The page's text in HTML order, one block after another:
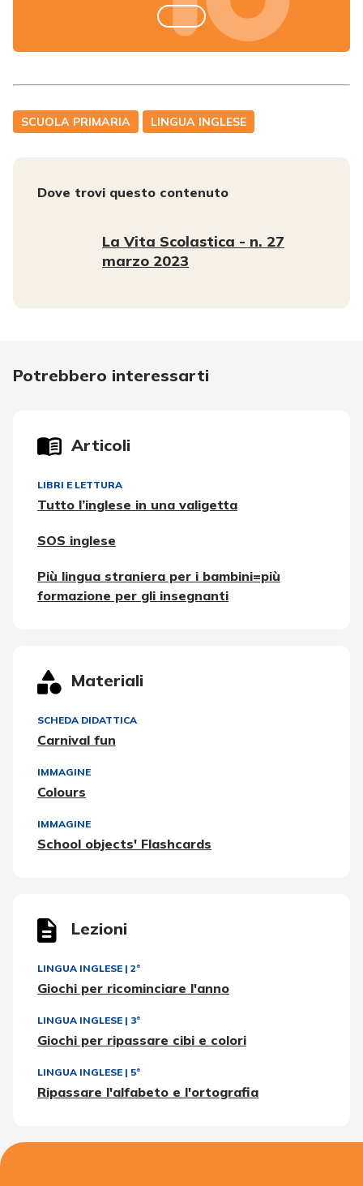
SCUOLA PRIMARIA LINGUA INGLESE
Dove trovi questo contenuto
La Vita Scolastica - n. 27
marzo 2023
Potrebbero interessarti
Articoli
LIBRI E LETTURA
Tutto l’inglese in una valigetta
SOS inglese
Più lingua straniera per i bambini=più
formazione per gli insegnanti
Materiali
SCHEDA DIDATTICA
Carnival fun
IMMAGINE
Colours
IMMAGINE
School objects' Flashcards
Lezioni
LINGUA INGLESE | 2ª
Giochi per ricominciare l'anno
LINGUA INGLESE | 3ª
Giochi per ripassare cibi e colori
LINGUA INGLESE | 5ª
Ripassare l'alfabeto e l'ortografia